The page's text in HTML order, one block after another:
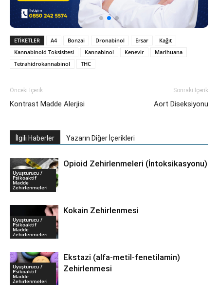
ETIKETLER A4 Bonzai Dronabinol Ersar
Kağıt
Kannabinoid Toksisitesi
Kannabinol Kenevir
Marihuana
Tetrahidrokannabinol
THC
Önceki İçerik
Kontrast Madde Alerjisi
Sonraki İçerik
Aort Diseksiyonu
İlgili Haberler Yazarın Diğer İçerikleri
Uyuşturucu /
Psikoaktif
Madde
Zehirlenmeleri
Opioid Zehirlenmeleri (İntoksikasyonu)
Uyuşturucu /
Psikoaktif
Madde
Zehirlenmeleri
Kokain Zehirlenmesi
Uyuşturucu /
Psikoaktif
Madde
Zehirlenmeleri
Ekstazi (alfa-metil-fenetilamin)
Zehirlenmesi